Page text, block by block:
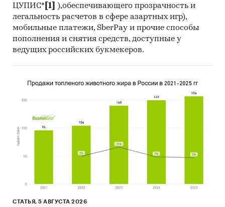
ЦУПИС* [1]
),обеспечивающего прозрачность и
легальность расчетов в сфере азартных игр),
мобильные платежи, SberPay и прочие способы
пополнения и снятия средств, доступные у
ведущих российских букмекеров.
СТАТЬЯ, 5 АВГУСТА 2026